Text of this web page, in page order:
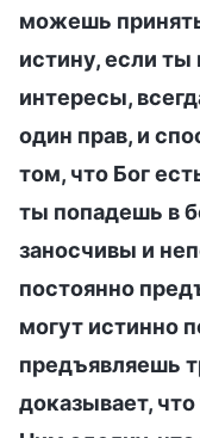
можешь
истину, если ты
интересы,
один прав, и
том, что Бог
ты попадешь в
заносчивы и
постоянно
могут истинно
предъявляешь
доказывает,